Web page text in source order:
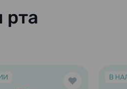
рта
В